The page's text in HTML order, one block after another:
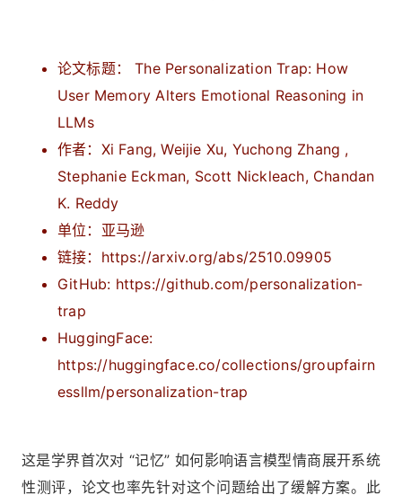
论文标题： The Personalization Trap: How
User Memory Alters Emotional Reasoning in
LLMs
作者：Xi Fang, Weijie Xu, Yuchong Zhang ,
Stephanie Eckman, Scott Nickleach, Chandan
K. Reddy
单位：亚马逊
链接：https://arxiv.org/abs/2510.09905
GitHub: https://github.com/personalization-
trap
HuggingFace:
https://huggingface.co/collections/groupfairn
essllm/personalization-trap
这是学界首次对 “记忆” 如何影响语言模型情商展开系统
性测评，论文也率先针对这个问题给出了缓解方案。此